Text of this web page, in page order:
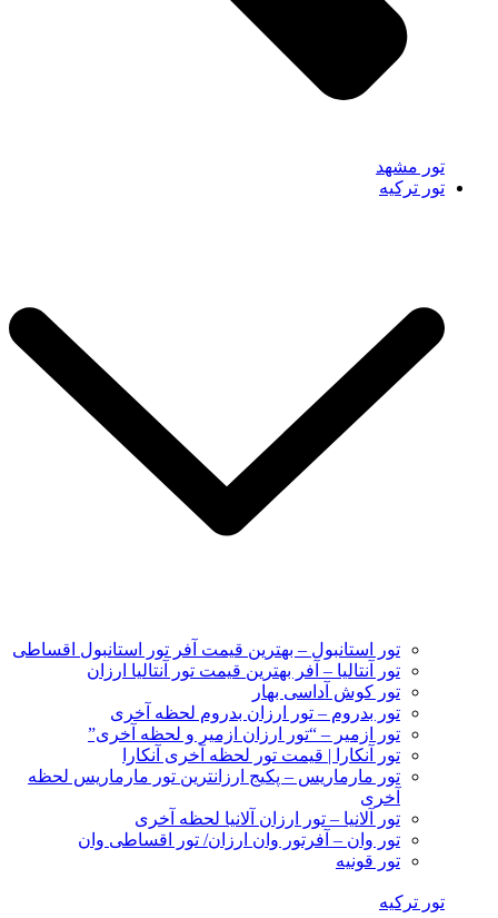
تور مشهد
تور ترکیه
تور استانبول – بهترین قیمت آفر تور استانبول اقساطی
تور آنتالیا – آفر بهترین قیمت تور آنتالیا ارزان
تور کوش آداسی بهار
تور بدروم – تور ارزان بدروم لحظه آخری
تور ازمیر – “تور ارزان ازمیر و لحظه آخری”
تور آنکارا | قیمت تور لحظه آخری آنکارا
تور مارماریس – پکیج ارزانترین تور مارماریس لحظه
آخری
تور آلانیا – تور ارزان آلانیا لحظه آخری
تور وان – آفرتور وان ارزان/ تور اقساطی وان
تور قونیه
تور ترکیه